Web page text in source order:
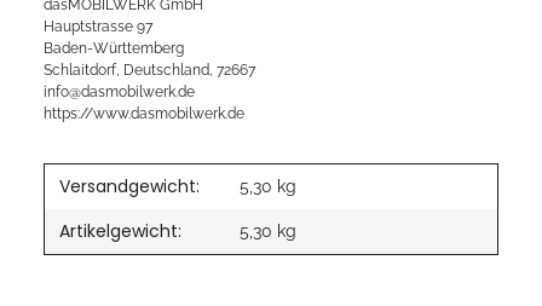
dasMOBILWERK GmbH
Hauptstrasse 97
Baden-Württemberg
Schlaitdorf, Deutschland, 72667
info@dasmobilwerk.de
https://www.dasmobilwerk.de
Versandgewicht: 5,30 kg
Artikelgewicht: 5,30 kg